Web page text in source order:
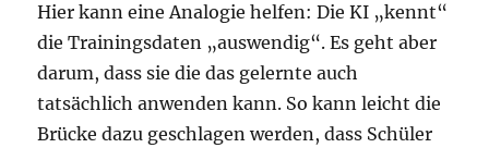
Hier kann eine Analogie helfen: Die KI „kennt“
die Trainingsdaten „auswendig“. Es geht aber
darum, dass sie die das gelernte auch
tatsächlich anwenden kann. So kann leicht die
Brücke dazu geschlagen werden, dass Schüler